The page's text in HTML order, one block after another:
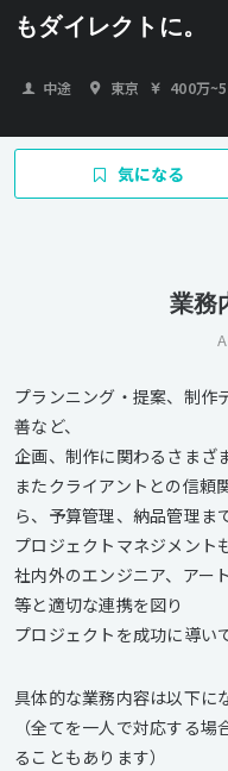
もダイレクトに。
中途 東京 400万~
気になる
業務
プランニング・提案、制作
善など、
企画、制作に関わるさまざ
またクライアントとの信頼
ら、予算管理、納品管理ま
プロジェクトマネジメント
社内外のエンジニア、アー
等と適切な連携を図り
プロジェクトを成功に導い
具体的な業務内容は以下に
（全てを一人で対応する
ることもあります）